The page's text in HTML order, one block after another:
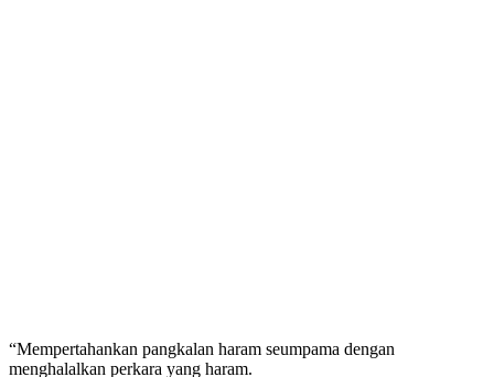
“Mempertahankan pangkalan haram seumpama dengan
menghalalkan perkara yang haram.